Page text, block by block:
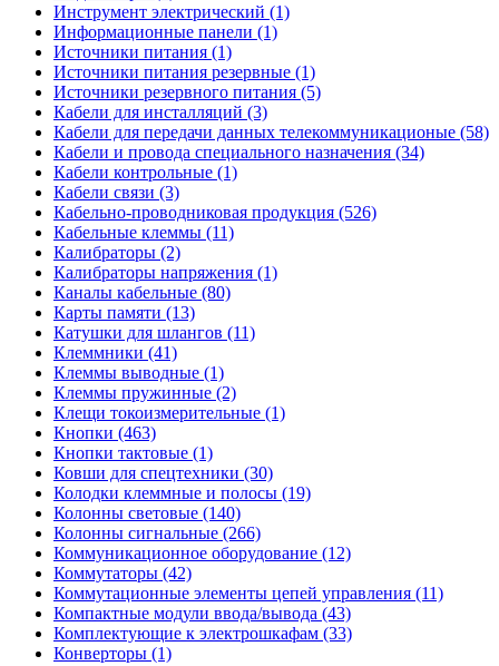
Инструмент электрический (1)
Информационные панели (1)
Источники питания (1)
Источники питания резервные (1)
Источники резервного питания (5)
Кабели для инсталляций (3)
Кабели для передачи данных телекоммуникационые (58)
Кабели и провода специального назначения (34)
Кабели контрольные (1)
Кабели связи (3)
Кабельно-проводниковая продукция (526)
Кабельные клеммы (11)
Калибраторы (2)
Калибраторы напряжения (1)
Каналы кабельные (80)
Карты памяти (13)
Катушки для шлангов (11)
Клеммники (41)
Клеммы выводные (1)
Клеммы пружинные (2)
Клещи токоизмерительные (1)
Кнопки (463)
Кнопки тактовые (1)
Ковши для спецтехники (30)
Колодки клеммные и полосы (19)
Колонны световые (140)
Колонны сигнальные (266)
Коммуникационное оборудование (12)
Коммутаторы (42)
Коммутационные элементы цепей управления (11)
Компактные модули ввода/вывода (43)
Комплектующие к электрошкафам (33)
Конверторы (1)